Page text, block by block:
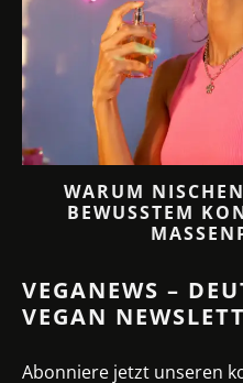
WARUM
BEWUSSTEM
VEGANEWS –
VEGAN
Abonniere jetzt unseren